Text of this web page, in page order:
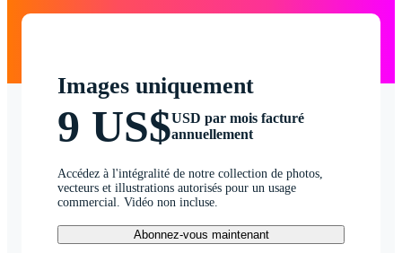
Images uniquement
9 US$USD par mois facturé
annuellement
Accédez à l'intégralité de notre collection de photos,
vecteurs et illustrations autorisés pour un usage
commercial. Vidéo non incluse.
Abonnez-vous maintenant